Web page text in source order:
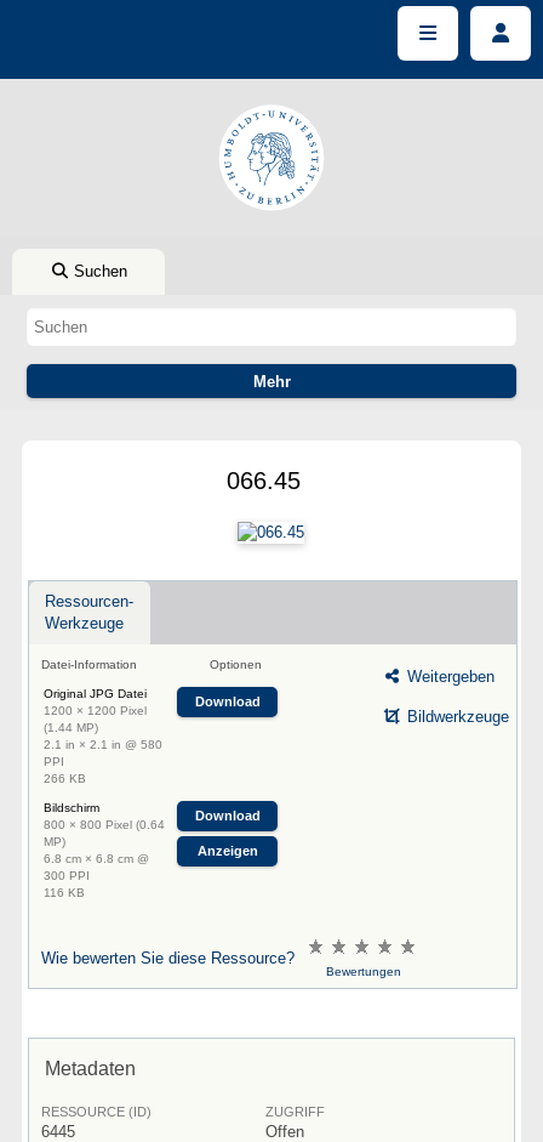
Suchen
066.45
Ressourcen-
Werkzeuge
Datei-Information Optionen
Original JPG Datei
1200 × 1200 Pixel
(1.44 MP)
2.1 in × 2.1 in @ 580
PPI
266 KB
Download
Bildschirm
800 × 800 Pixel (0.64
MP)
6.8 cm × 6.8 cm @
300 PPI
116 KB
Download
Anzeigen
Weitergeben
Bildwerkzeuge
Wie bewerten Sie diese Ressource?
Bewertungen
Metadaten
RESSOURCE (ID)
6445
ZUGRIFF
Offen